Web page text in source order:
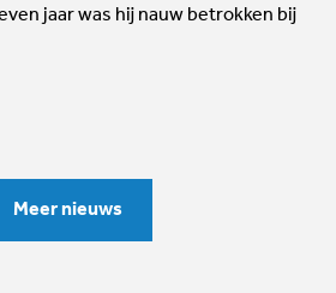
jaar was hij nauw betrokken bij
Meer nieuws